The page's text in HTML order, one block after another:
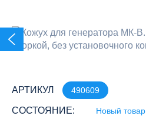
АРТИКУЛ 490609
СОСТОЯНИЕ: Новый товар